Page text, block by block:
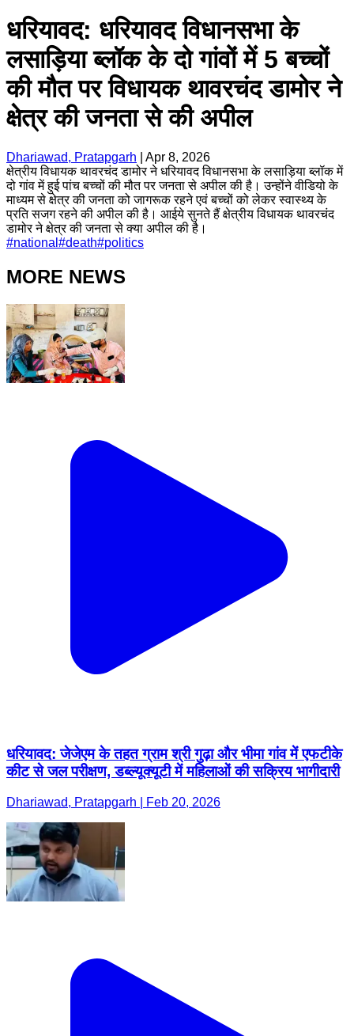
धरियावद: धरियावद विधानसभा के
लसाड़िया ब्लॉक के दो गांवों में 5 बच्चों
की मौत पर विधायक थावरचंद डामोर ने
क्षेत्र की जनता से की अपील
Dhariawad, Pratapgarh
Apr 8, 2026
क्षेत्रीय विधायक थावरचंद डामोर ने धरियावद विधानसभा के लसाड़िया ब्लॉक में
दो गांव में हुई पांच बच्चों की मौत पर जनता से अपील की है। उन्होंने वीडियो के
माध्यम से क्षेत्र की जनता को जागरूक रहने एवं बच्चों को लेकर स्वास्थ्य के
प्रति सजग रहने की अपील की है। आईये सुनते हैं क्षेत्रीय विधायक थावरचंद
डामोर ने क्षेत्र की जनता से क्या अपील की है।
#national #death#politics
MORE NEWS
धरियावद: जेजेएम के तहत ग्राम श्री गुढ़ा और भीमा गांव में एफटीके
कीट से जल परीक्षण, डब्ल्यूक्यूटी में महिलाओं की सक्रिय भागीदारी
Dhariawad, Pratapgarh | Feb 20, 2026